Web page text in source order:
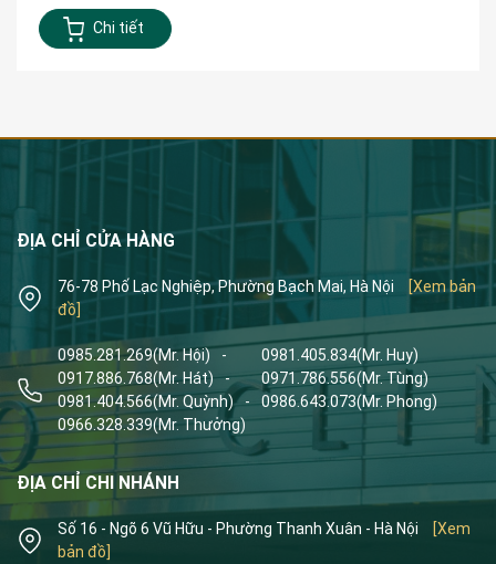
Chi tiết
ĐỊA CHỈ CỬA HÀNG
76-78 Phố Lạc Nghiệp, Phường Bạch Mai, Hà Nội
[Xem bản
đồ]
0985.281.269(Mr. Hội) - 0981.405.834(Mr. Huy)
0917.886.768(Mr. Hát) - 0971.786.556(Mr. Tùng)
0981.404.566(Mr. Quỳnh) - 0986.643.073(Mr. Phong)
0966.328.339(Mr. Thưởng)
ĐỊA CHỈ CHI NHÁNH
Số 16 - Ngõ 6 Vũ Hữu - Phường Thanh Xuân - Hà Nội
[Xem
bản đồ]